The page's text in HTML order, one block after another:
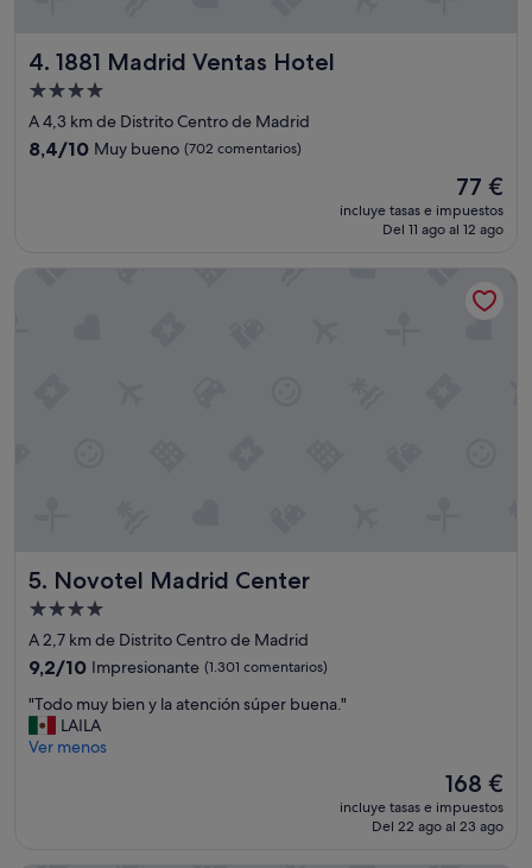
4. 1881 Madrid Ventas Hotel
1881 Madrid Ventas Hotel
Alojamiento
de
4.0 estrellas
A 4,3 km de Distrito Centro de Madrid
8.4
8,4/10 Muy bueno (702 comentarios)
El
precio
actual
de
77 €
77 €
incluye tasas e impuestos
Del 11 ago al 12 ago
5. Novotel Madrid Center
Novotel Madrid Center
Alojamiento
de
4.0 estrellas
A 2,7 km de Distrito Centro de Madrid
9.2
10,
Impresionante,
(1.301 comentarios)
9,2/10 Impresionante (1.301 comentarios)
"
T
o
"Todo muy bien y la atención súper buena."
LAILA
Ver menos
El
precio
actual
168 €
incluye tasas e impuestos
Del 22 ago al 23 ago